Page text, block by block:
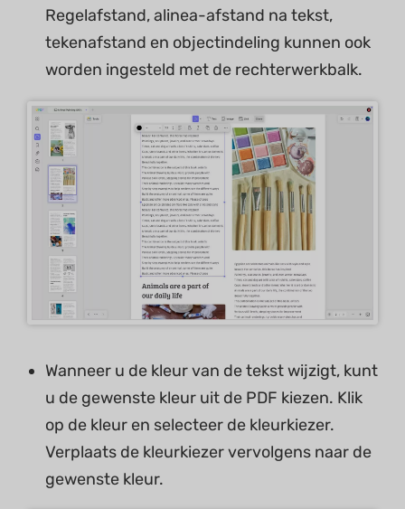
Regelafstand, alinea-afstand na tekst,
tekenafstand en objectindeling kunnen ook
worden ingesteld met de rechterwerkbalk.
Wanneer u de kleur van de tekst wijzigt, kunt
u de gewenste kleur uit de PDF kiezen. Klik
op de kleur en selecteer de kleurkiezer.
Verplaats de kleurkiezer vervolgens naar de
gewenste kleur.